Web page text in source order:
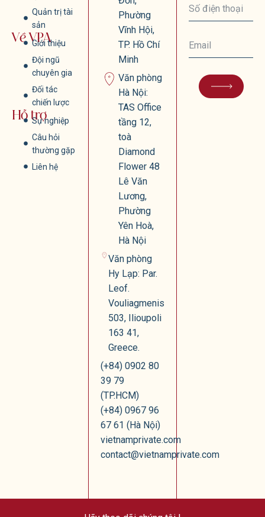
Quản trị tài
sản
Về VPA
Giới thiệu
Đội ngũ
chuyên gia
Đối tác
chiến lược
Hỗ trợSự nghiệp
Câu hỏi
thường gặp
Liên hệ
Phường
Vĩnh Hội,
TP. Hồ Chí
Minh
Văn phòng
Hà Nội:
TAS Office
tầng 12,
toà
Diamond
Flower 48
Lê Văn
Lương,
Phường
Yên Hoà,
Hà Nội
Văn phòng
Hy Lạp: Par.
Leof.
Vouliagmenis
503, Ilioupoli
163 41,
Greece.
(+84) 0902 80
39 79
(TP.HCM)
(+84) 0967 96
67 61 (Hà Nội)
vietnamprivate.com
contact@vietnamprivate.com